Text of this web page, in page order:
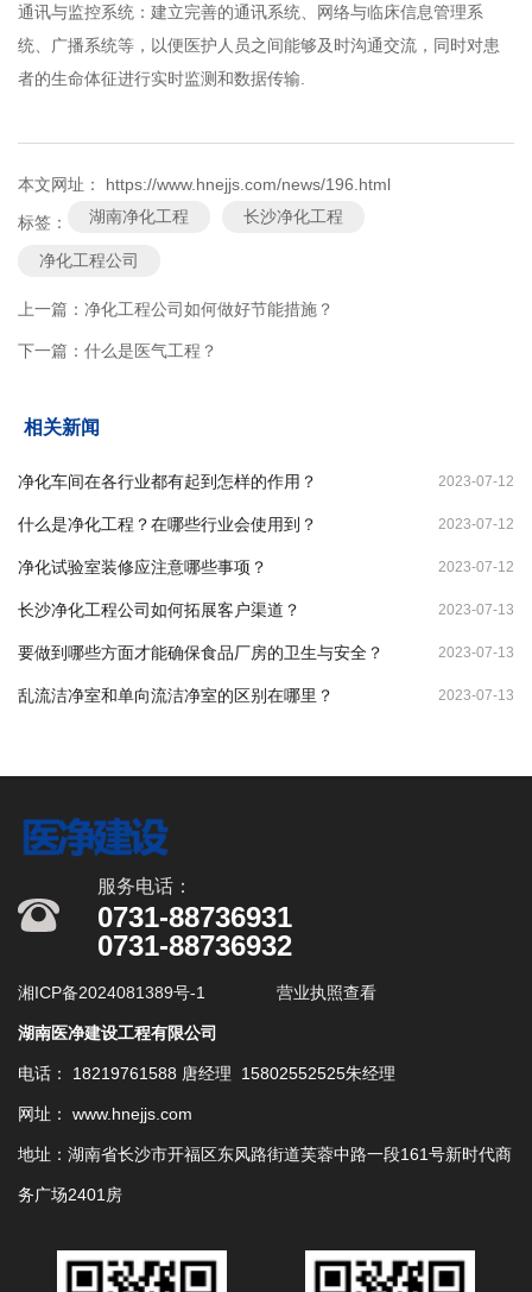
通讯与监控系统：建立完善的通讯系统、网络与临床信息管理系
统、广播系统等，以便医护人员之间能够及时沟通交流，同时对患
者的生命体征进行实时监测和数据传输.
本文网址： https://www.hnejjs.com/news/196.html
标签： 湖南净化工程 长沙净化工程
净化工程公司
上一篇： 净化工程公司如何做好节能措施？
下一篇： 什么是医气工程？
相关新闻
2023-07-12
净化车间在各行业都有起到怎样的作用？
2023-07-12
什么是净化工程？在哪些行业会使用到？
2023-07-12
净化试验室装修应注意哪些事项？
2023-07-13
长沙净化工程公司如何拓展客户渠道？
2023-07-13
要做到哪些方面才能确保食品厂房的卫生与安全？
2023-07-13
乱流洁净室和单向流洁净室的区别在哪里？
服务电话：
0731-88736931
0731-88736932
湘ICP备2024081389号-1 营业执照查看
湖南医净建设工程有限公司
电话： 18219761588 唐经理 15802552525朱经理
网址： www.hnejjs.com
地址：湖南省长沙市开福区东风路街道芙蓉中路一段161号新时代商
务广场2401房